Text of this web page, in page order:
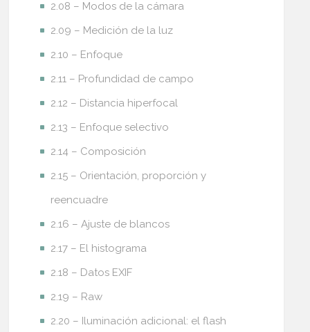
2.08 – Modos de la cámara
2.09 – Medición de la luz
2.10 – Enfoque
2.11 – Profundidad de campo
2.12 – Distancia hiperfocal
2.13 – Enfoque selectivo
2.14 – Composición
2.15 – Orientación, proporción y
reencuadre
2.16 – Ajuste de blancos
2.17 – El histograma
2.18 – Datos EXIF
2.19 – Raw
2.20 – Iluminación adicional: el flash